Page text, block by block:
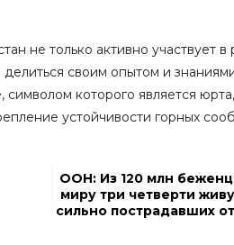
не только активно участвует
делиться своим опытом и
которого является
устойчивости горных
ООН: Из 120 млн
миру три четверти
сильно пострадавших